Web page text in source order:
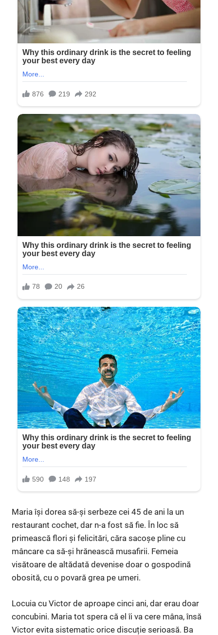
Maria își dorea să-și serbeze cei 45 de ani la un
restaurant cochet, dar n-a fost să fie. În loc să
primească flori și felicitări, căra sacoșe pline cu
mâncare ca să-și hrănească musafirii. Femeia
visătoare de altădată devenise doar o gospodină
obosită, cu o povară grea pe umeri.
Locuia cu Victor de aproape cinci ani, dar erau doar
concubini. Maria tot spera că el îi va cere mâna, însă
Victor evita sistematic orice discuție serioasă. Ba